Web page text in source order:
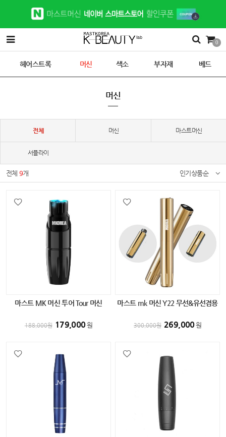
0
헤어스트록 머신 색소 부자재 베드
머신
전체 머신 마스트머신
서플라이
전체9개 인기상품순
마스트 MK 머신 투어 Tour 머신
188,000원 179,000원
마스트 mk 머신 Y22 무선&유선겸용
300,000원 269,000원